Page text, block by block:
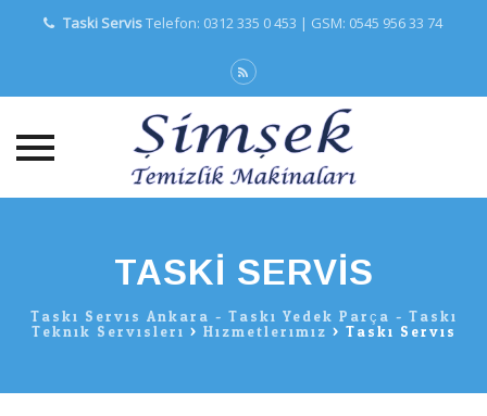
Taski ServisTelefon: 0312 335 0 453 | GSM: 0545 956 33 74
TASKI SERVIS
Taski Servis Ankara - Taski Yedek Parça - Taski
Teknik Servisleri > Hizmetlerimiz > Taski Servis